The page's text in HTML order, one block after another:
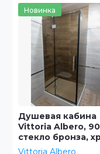
Смеситель Lemark
Evitta LM0562C
ванны и душа с
регулируемой